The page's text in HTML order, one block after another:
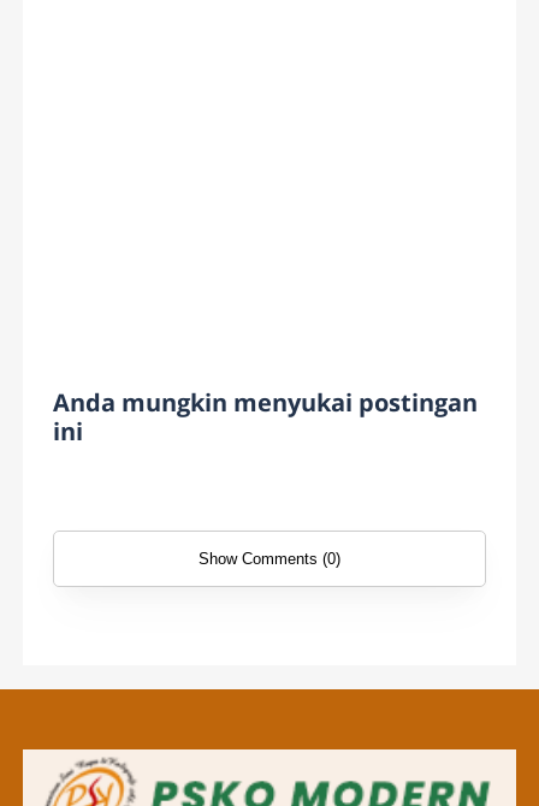
Anda mungkin menyukai postingan
ini
Show Comments (0)